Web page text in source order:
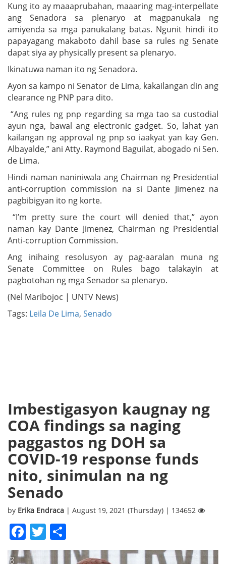
Kung ito ay maaaprubahan, maaaring mag-interpellate
ang Senadora sa plenaryo at magpanukala ng
amiyenda sa mga panukalang batas. Ngunit hindi ito
papayagang makaboto dahil base sa rules ng Senate
dapat siya ay physically present sa plenaryo.
Ikinatuwa naman ito ng Senadora.
Ayon sa kampo ni Senator de Lima, kakailangan din ang
clearance ng PNP para dito.
“Ang rules ng pnp regarding sa mga tao sa custodial
ayun nga, bawal ang electronic gadget. So, lahat yan
kailangan ng approval ng pnp so iaakyat yan kay Gen.
Albayalde,” ani Atty. Raymond Baguilat, abogado ni Sen.
de Lima.
Hindi naman naniniwala ang Chairman ng Presidential
anti-corruption commission na si Dante Jimenez na
pagbibigyan ito ng korte.
“I’m pretty sure the court will denied that,” ayon
naman kay Dante Jimenez, Chairman ng Presidential
Anti-corruption Commission.
Ang inihaing resolusyon ay pag-aaralan muna ng
Senate Committee on Rules bago talakayin at
pagbotohan ng mga Senador sa plenaryo.
(Nel Maribojoc | UNTV News)
Tags: Leila De Lima, Senado
Imbestigasyon kaugnay ng
COA findings sa naging
paggastos ng DOH sa
COVID-19 response funds
nito, sinimulan na ng
Senado
by Erika Endraca | August 19, 2021 (Thursday) | 134652
Facebook
Twitter